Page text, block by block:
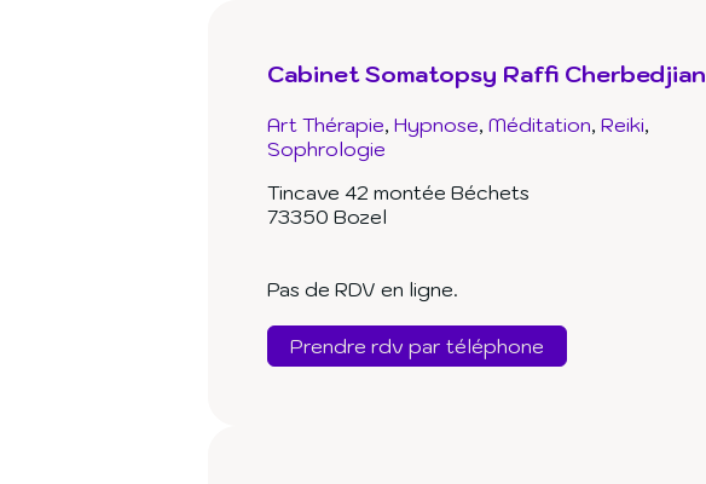
Cabinet Somatopsy Raffi Cherbedjian
Art Thérapie Hypnose Méditation Reiki
Sophrologie
Tincave 42 montée Béchets
73350 Bozel
Pas de RDV en ligne.
Prendre rdv par téléphone